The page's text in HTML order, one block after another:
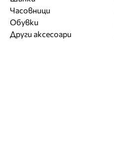
Часовници
Обувки
Други аксесоари